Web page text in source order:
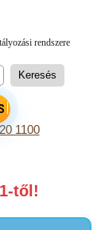
1100
től!